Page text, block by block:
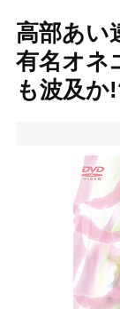
高部あい
有名オネ
も波及か